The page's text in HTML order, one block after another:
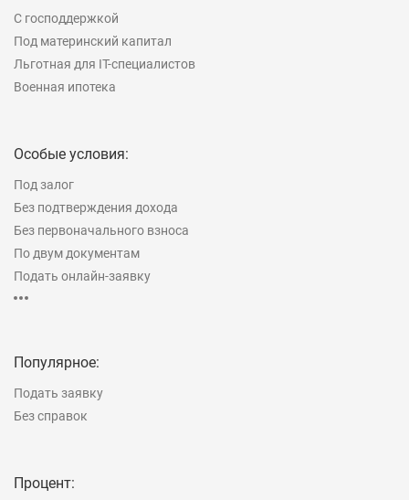
С господдержкой
Под материнский капитал
Льготная для IT-специалистов
Военная ипотека
Особые условия:
Под залог
Без подтверждения дохода
Без первоначального взноса
По двум документам
Подать онлайн-заявку
Рефинансирование
Популярное:
Подать заявку
Без справок
Процент: